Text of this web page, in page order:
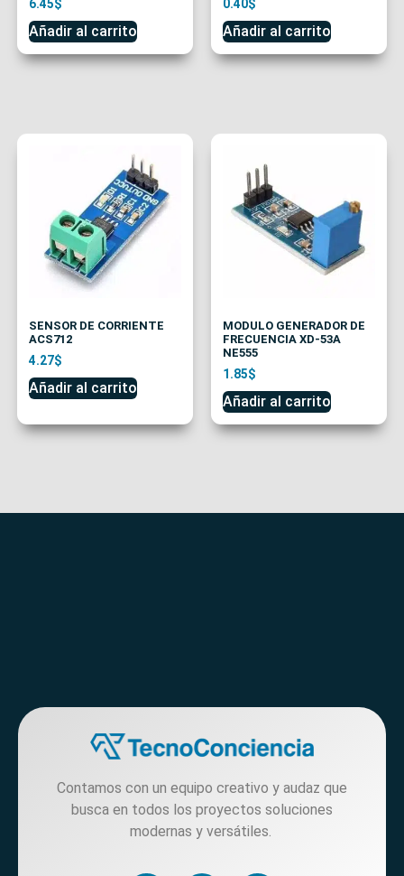
6.45$
Añadir al carrito
0.40$
Añadir al carrito
SENSOR DE CORRIENTE
ACS712
4.27$
Añadir al carrito
MODULO GENERADOR DE
FRECUENCIA XD-53A
NE555
1.85$
Añadir al carrito
Contamos con un equipo creativo y audaz que
busca en todos los proyectos soluciones
modernas y versátiles.